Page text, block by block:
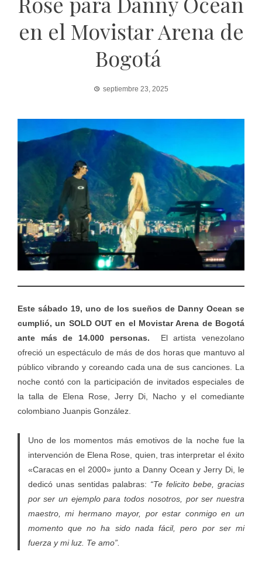
en el Movistar Arena de
Bogotá
septiembre 23, 2025
Este sábado 19, uno de los sueños de Danny Ocean se
cumplió, un SOLD OUT en el Movistar Arena de Bogotá
ante más de 14.000 personas. El artista venezolano
ofreció un espectáculo de más de dos horas que mantuvo al
público vibrando y coreando cada una de sus canciones. La
noche contó con la participación de invitados especiales de
la talla de Elena Rose, Jerry Di, Nacho y el comediante
colombiano Juanpis González.
Uno de los momentos más emotivos de la noche fue la
intervención de Elena Rose, quien, tras interpretar el éxito
«Caracas en el 2000» junto a Danny Ocean y Jerry Di, le
dedicó unas sentidas palabras: “Te felicito bebe, gracias
por ser un ejemplo para todos nosotros, por ser nuestra
maestro, mi hermano mayor, por estar conmigo en un
momento que no ha sido nada fácil, pero por ser mi
fuerza y mi luz. Te amo”.